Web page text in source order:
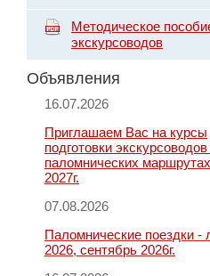
Методическое
экскурсоводов
Объявления
16.07.2026
Приглашаем Вас на курсы
подготовки
паломнических
2027г.
07.08.2026
Паломнические поездки -
2026, сентябрь 2026г.